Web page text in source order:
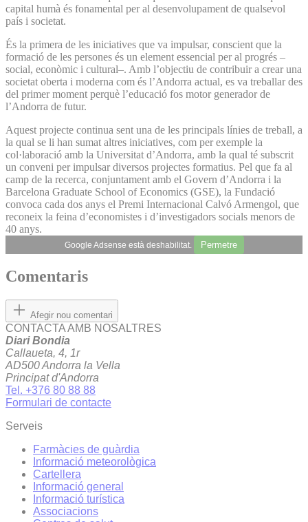
capital humà és fonamental per al desenvolupament de qualsevol
país i societat.
És la primera de les iniciatives que va impulsar, conscient que la
formació de les persones és un element essencial per al progrés –
social, econòmic i cultural–. Amb l’objectiu de contribuir a crear una
societat oberta i moderna com és l’Andorra actual, es va treballar des
del primer moment perquè l’educació fos motor generador de
l’Andorra de futur.
Aquest projecte continua sent una de les principals línies de treball, a
la qual se li han sumat altres iniciatives, com per exemple la
col·laboració amb la Universitat d’Andorra, amb la qual té subscrit
un conveni per impulsar diversos projectes formatius. Pel que fa al
camp de la recerca, conjuntament amb el Govern d’Andorra i la
Barcelona Graduate School of Economics (GSE), la Fundació
convoca cada dos anys el Premi Internacional Calvó Armengol, que
reconeix la feina d’economistes i d’investigadors socials menors de
40 anys.
Google Adsense està deshabilitat. Permetre
Comentaris
Afegir nou comentari
CONTACTA AMB NOSALTRES
Diari Bondia
Callaueta, 4, 1r
AD500 Andorra la Vella
Principat d'Andorra
Tel. +376 80 88 88
Formulari de contacte
Serveis
Farmàcies de guàrdia
Informació meteorològica
Cartellera
Informació general
Informació turística
Associacions